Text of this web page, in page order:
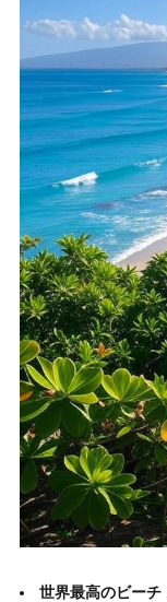
世界最高のビーチ